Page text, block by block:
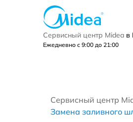
Сервисный центр Midea в
Ежедневно с 9:00 до 21:00
Сервисный центр
Замена заливного